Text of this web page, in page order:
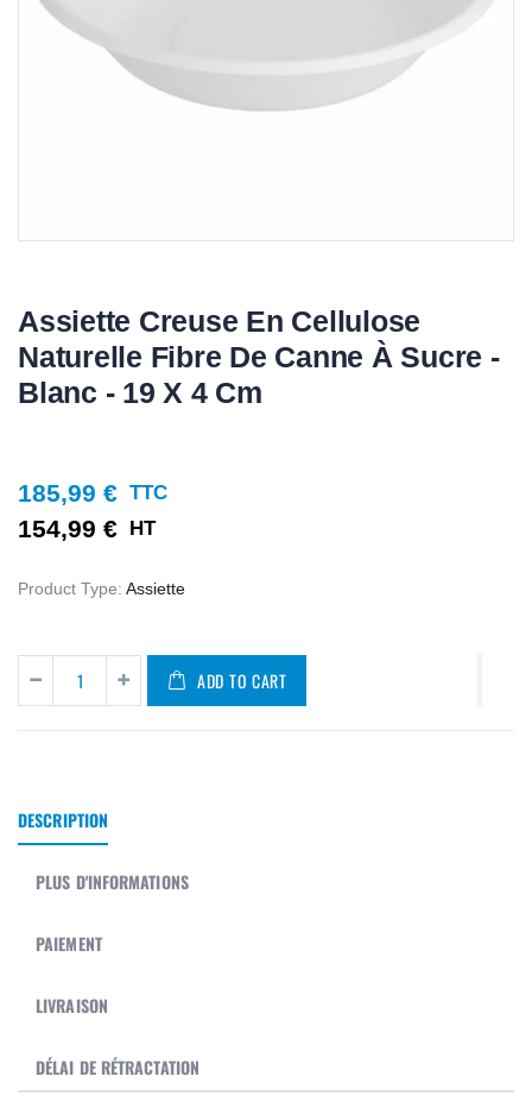
Assiette Creuse En Cellulose
Naturelle Fibre De Canne À Sucre -
Blanc - 19 X 4 Cm
185,99 € TTC
154,99 € HT
Product Type: Assiette
ADD TO CART
DESCRIPTION
PLUS D'INFORMATIONS
PAIEMENT
LIVRAISON
DÉLAI DE RÉTRACTATION